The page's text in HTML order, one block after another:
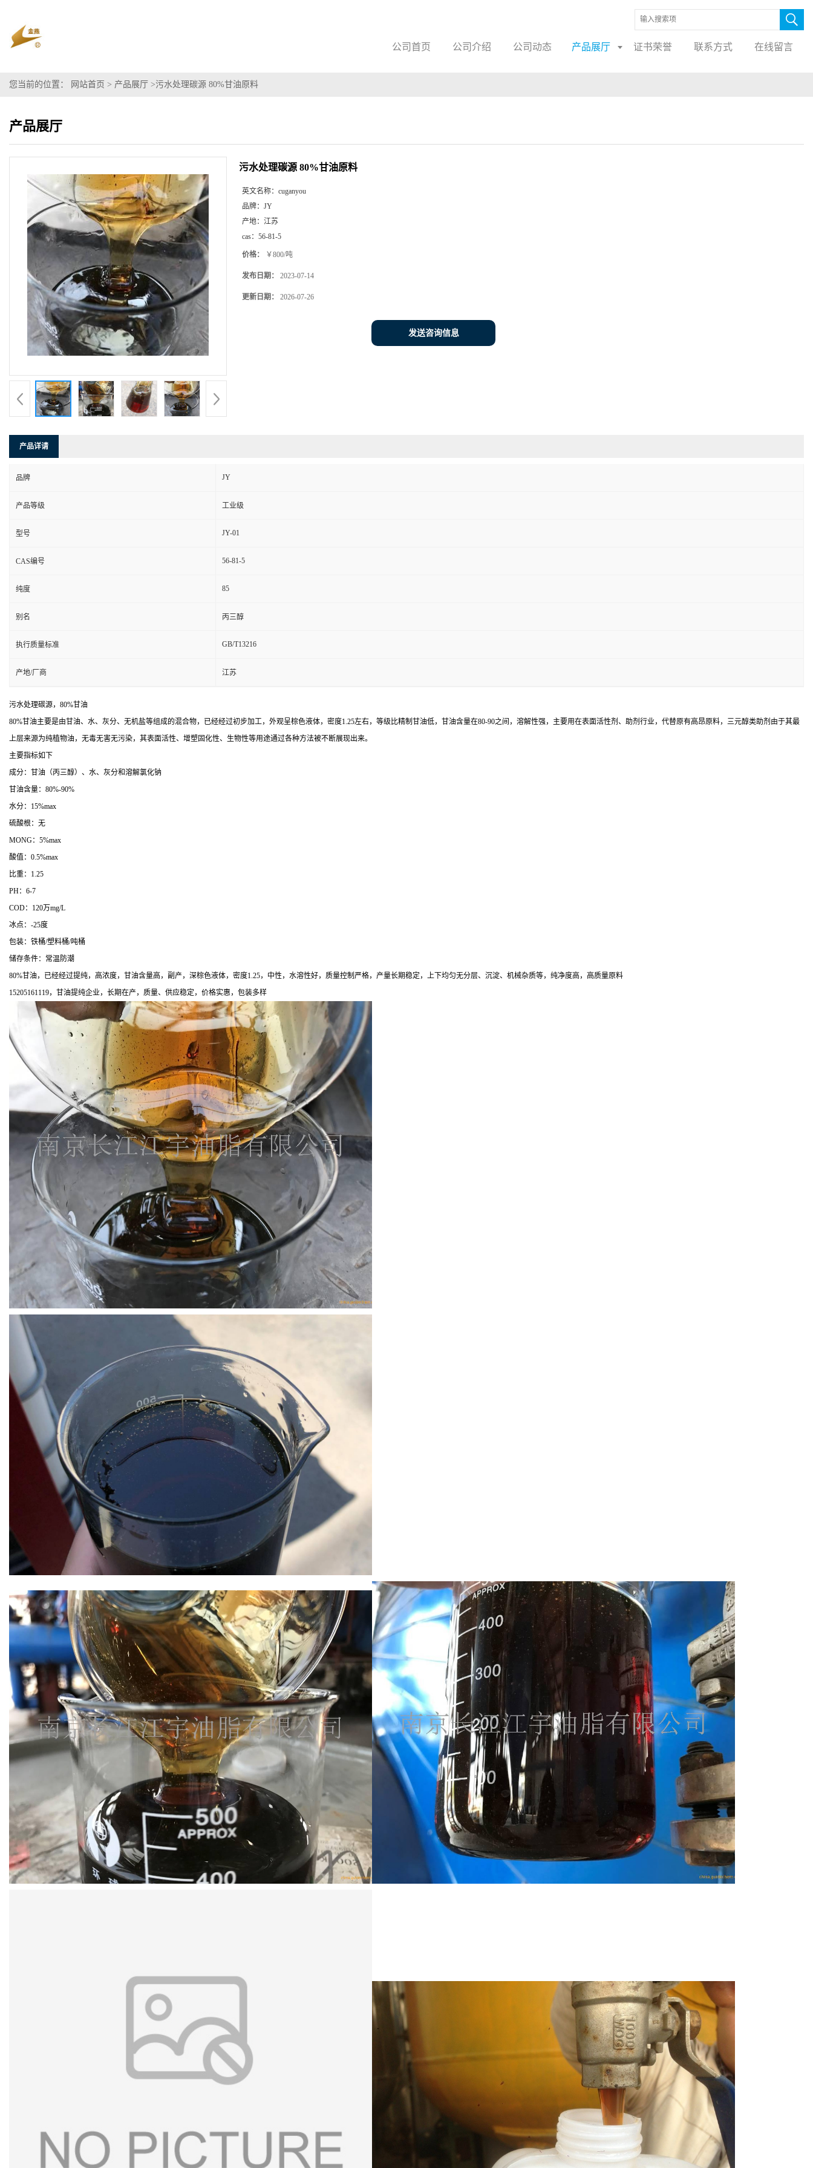
公司首页 公司介绍 公司动态 产品展厅 证书荣誉 联系方式 在线留言
您当前的位置： 网站首页 > 产品展厅 >污水处理碳源 80%甘油原料
产品展厅
污水处理碳源 80%甘油原料
英文名称： cuganyou
品牌： JY
产地： 江苏
cas： 56-81-5
价格： ￥800/吨
发布日期： 2023-07-14
更新日期： 2026-07-26
发送咨询信息
产品详请
品牌 JY
产品等级 工业级
型号 JY-01
CAS编号 56-81-5
纯度 85
别名 丙三醇
执行质量标准 GB/T13216
产地/厂商 江苏
污水处理碳源，80%甘油
80%甘油主要是由甘油、水、灰分、无机盐等组成的混合物，已经经过初步加工，外观呈棕色液体，密度1.25左右，等级比精制甘油低，甘油含量在80-90之间，溶解性强，主要用在表面活性剂、助剂行业，代替原有高昂原料，三元醇类助剂由于其最
上层来源为纯植物油，无毒无害无污染，其表面活性、增塑固化性、生物性等用途通过各种方法被不断展现出来。
主要指标如下
成分：甘油（丙三醇）、水、灰分和溶解氯化钠
甘油含量：80%-90%
水分：15%max
硫酸根：无
MONG：5%max
酸值：0.5%max
比重：1.25
PH：6-7
COD：120万mg/L
冰点：-25度
包装：铁桶/塑料桶/吨桶
储存条件：常温防潮
80%甘油，已经经过提纯，高浓度，甘油含量高，副产，深棕色液体，密度1.25，中性，水溶性好，质量控制严格，产量长期稳定，上下均匀无分层、沉淀、机械杂质等，纯净度高，高质量原料
15205161119，甘油提纯企业，长期在产，质量、供应稳定，价格实惠，包装多样